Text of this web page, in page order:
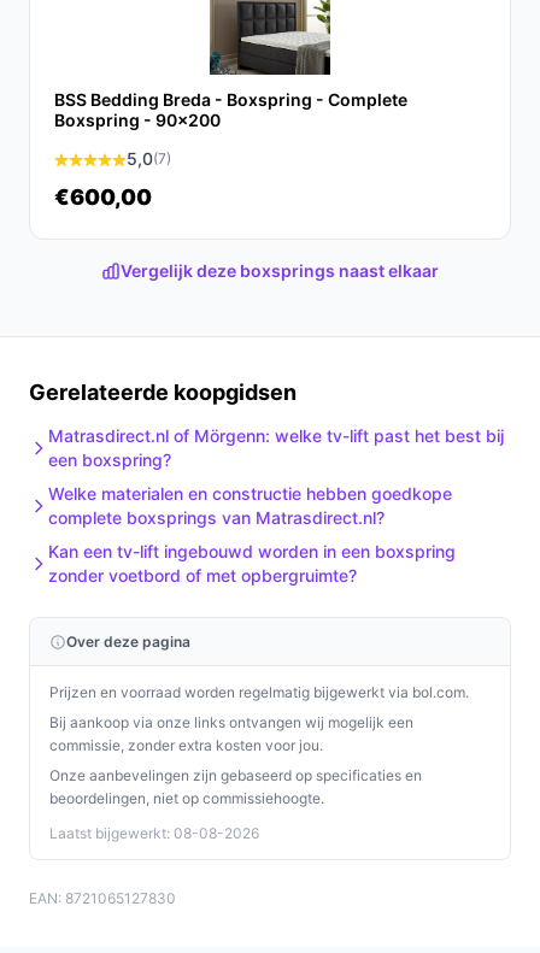
BSS Bedding Breda - Boxspring - Complete
Boxspring - 90x200
5,0(7)
€600,00
Vergelijk deze boxsprings naast elkaar
Gerelateerde koopgidsen
Matrasdirect.nl of Mörgenn: welke tv-lift past het best bij
een boxspring?
Welke materialen en constructie hebben goedkope
complete boxsprings van Matrasdirect.nl?
Kan een tv-lift ingebouwd worden in een boxspring
zonder voetbord of met opbergruimte?
Over deze pagina
Prijzen en voorraad worden regelmatig bijgewerkt via bol.com.
Bij aankoop via onze links ontvangen wij mogelijk een
commissie, zonder extra kosten voor jou.
Onze aanbevelingen zijn gebaseerd op specificaties en
beoordelingen, niet op commissiehoogte.
Laatst bijgewerkt: 08-08-2026
EAN: 8721065127830